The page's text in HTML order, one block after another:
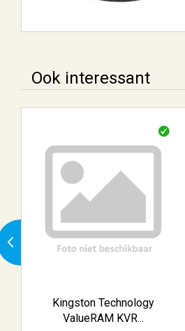
Ook interessant
Kingston Technology
ValueRAM KVR...